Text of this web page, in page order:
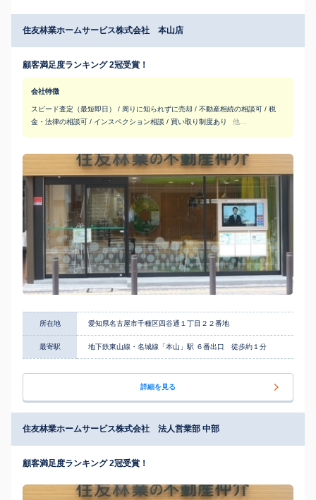
住友林業ホームサービス株式会社 本山店
顧客満足度ランキング 2冠受賞！
会社特徴
スピード査定（最短即日） / 周りに知られずに売却 / 不動産相続の相談可 / 税
金・法律の相談可 / インスペクション相談 / 買い取り制度あり
他...
所在地 愛知県名古屋市千種区四谷通１丁目２２番地
最寄駅 地下鉄東山線・名城線「本山」駅 ６番出口 徒歩約１分
詳細を見る
住友林業ホームサービス株式会社 法人営業部 中部
顧客満足度ランキング 2冠受賞！